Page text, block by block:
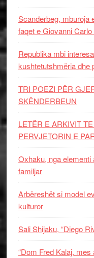
Scanderbeg, mburoja
faqet e Giovanni
Republika mbi
kushtetutshmëria dhe
TRI POEZI PËR
SKËNDERBEUN
LETËR E ARKIVIT
PERVJETORIN E
Oxhaku, nga
familjar
Arbëreshët si model
kulturor
Sali Shijaku, “Diego
“Dom Fred Kalaj,